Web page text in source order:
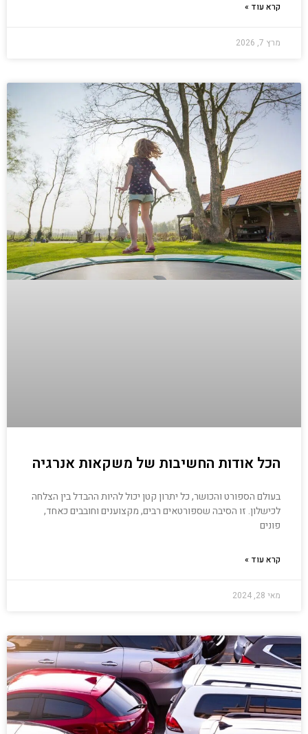
קרא עוד »
מרץ 7, 2026
הכל אודות החשיבות של משקאות אנרגיה
בעולם הספורט והכושר, כל יתרון קטן יכול להיות ההבדל בין הצלחה
לכישלון. זו הסיבה שספורטאים רבים, מקצוענים וחובבים כאחד,
פונים
קרא עוד »
מאי 28, 2024